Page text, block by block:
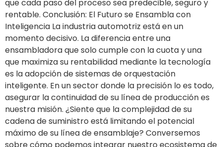
que cada paso del proceso sea predecible, seguro y
rentable. Conclusión: El Futuro se Ensambla con
Inteligencia La industria automotriz está en un
momento decisivo. La diferencia entre una
ensambladora que solo cumple con la cuota y una
que maximiza su rentabilidad mediante la tecnología
es la adopción de sistemas de orquestación
inteligente. En un sector donde la precisión lo es todo,
asegurar la continuidad de su línea de producción es
nuestra misión. ¿Siente que la complejidad de su
cadena de suministro está limitando el potencial
máximo de su línea de ensamblaje? Conversemos
sobre cómo podemos integrar nuestro ecosistema de